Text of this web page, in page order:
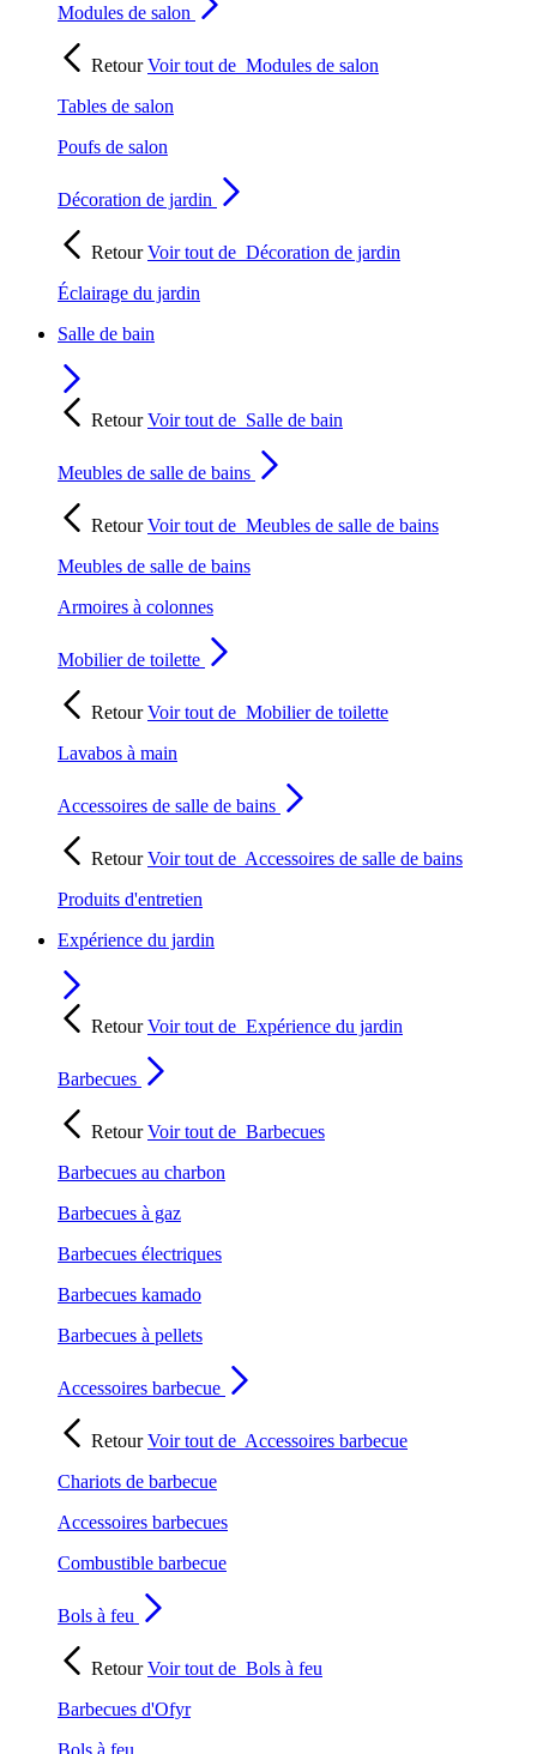
Modules de salon
RetourVoir tout de Modules de salon
Tables de salon
Poufs de salon
Décoration de jardin
RetourVoir tout de Décoration de jardin
Éclairage du jardin
Salle de bain
RetourVoir tout de Salle de bain
Meubles de salle de bains
RetourVoir tout de Meubles de salle de bains
Meubles de salle de bains
Armoires à colonnes
Mobilier de toilette
RetourVoir tout de Mobilier de toilette
Lavabos à main
Accessoires de salle de bains
RetourVoir tout de Accessoires de salle de bains
Produits d'entretien
Expérience du jardin
RetourVoir tout de Expérience du jardin
Barbecues
RetourVoir tout de Barbecues
Barbecues au charbon
Barbecues à gaz
Barbecues électriques
Barbecues kamado
Barbecues à pellets
Accessoires barbecue
RetourVoir tout de Accessoires barbecue
Chariots de barbecue
Accessoires barbecues
Combustible barbecue
Bols à feu
RetourVoir tout de Bols à feu
Barbecues d'Ofyr
Bols à feu